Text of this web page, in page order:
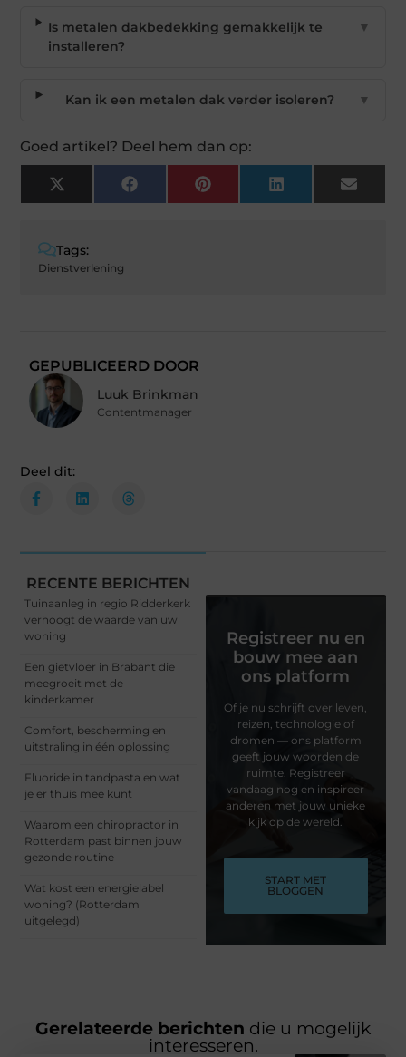
Is metalen dakbedekking gemakkelijk te
installeren?
▼
Kan ik een metalen dak verder isoleren? ▼
Goed artikel? Deel hem dan op:
X
(Twitter)
Facebook Pinterest LinkedIn Email
Tags:
Dienstverlening
GEPUBLICEERD DOOR
Luuk Brinkman
Contentmanager
Deel dit:
RECENTE BERICHTEN
Tuinaanleg in regio Ridderkerk
verhoogt de waarde van uw
woning
Een gietvloer in Brabant die
meegroeit met de
kinderkamer
Comfort, bescherming en
uitstraling in één oplossing
Fluoride in tandpasta en wat
je er thuis mee kunt
Waarom een chiropractor in
Rotterdam past binnen jouw
gezonde routine
Wat kost een energielabel
woning? (Rotterdam
uitgelegd)
Registreer nu en
bouw mee aan
ons platform
Of je nu schrijft over leven,
reizen, technologie of
dromen — ons platform
geeft jouw woorden de
ruimte. Registreer
vandaag nog en inspireer
anderen met jouw unieke
kijk op de wereld.
START MET
BLOGGEN
Gerelateerde berichten die u mogelijk
interesseren.